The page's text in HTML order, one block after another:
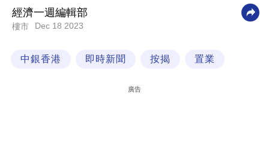
業
科
經濟一週編輯部
樓市 Dec 18 2023
中銀香港 即時新聞 按揭 置業
廣告